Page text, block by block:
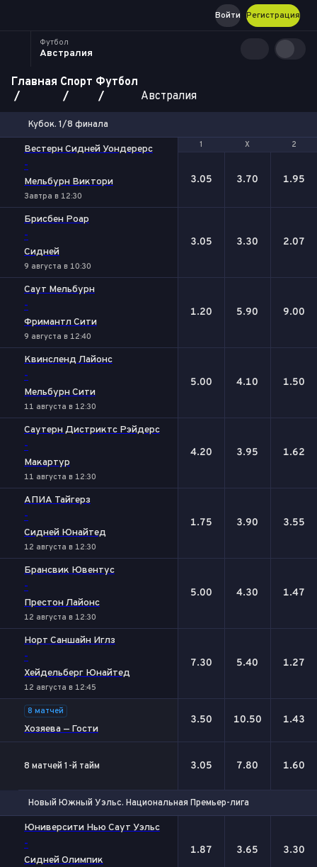
Регистрация
Войти
Футбол
Австралия
Главная Спорт Футбол
Австралия
Кубок. 1/8 финала
1 Х 2
Вестерн Сидней Уондерерс
-
Мельбурн Виктори
Завтра в 12:30
1 Х 2
3.05 3.70 1.95
Брисбен Роар
-
Сидней
9 августа в 10:30
3.05 3.30 2.07
Саут Мельбурн
-
Фримантл Сити
9 августа в 12:40
1.20 5.90 9.00
Квинсленд Лайонc
-
Мельбурн Сити
11 августа в 12:30
5.00 4.10 1.50
Саутерн Дистриктс Рэйдерс
-
Макартур
11 августа в 12:30
4.20 3.95 1.62
АПИА Тайгерз
-
Сидней Юнайтед
12 августа в 12:30
1.75 3.90 3.55
Брансвик Ювентус
-
Престон Лайонс
12 августа в 12:30
5.00 4.30 1.47
Норт Саншайн Иглз
-
Хейдельберг Юнайтед
12 августа в 12:45
7.30 5.40 1.27
8 матчей
Хозяева — Гости
3.50 10.50 1.43
8 матчей 1-й тайм 3.05 7.80 1.60
Новый Южный Уэльс. Национальная Премьер-лига
Юниверсити Нью Саут Уэльс
-
Сидней Олимпик
1.87 3.65 3.30